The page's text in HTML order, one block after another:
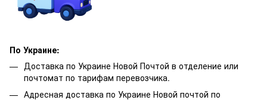
По Украине:
Доставка по Украине Новой Почтой в отделение или
почтомат по тарифам перевозчика.
Адресная доставка по Украине Новой почтой по